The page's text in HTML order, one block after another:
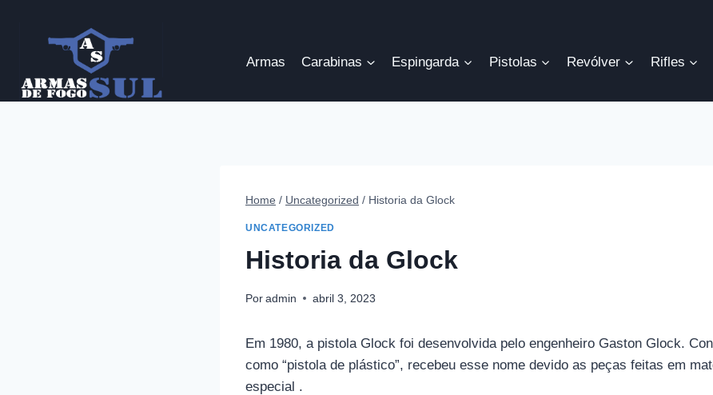
Conteúdo
Armas Carabinas Espingarda Pistolas Revólver Rifles
Home / Uncategorized / Historia da Glock
UNCATEGORIZED
Historia da Glock
Por admin abril 3, 2023
Em 1980, a pistola Glock foi desenvolvida pelo engenheiro Gaston Glock.
como “pistola de plástico”, recebeu esse nome devido as peças feitas em
especial .